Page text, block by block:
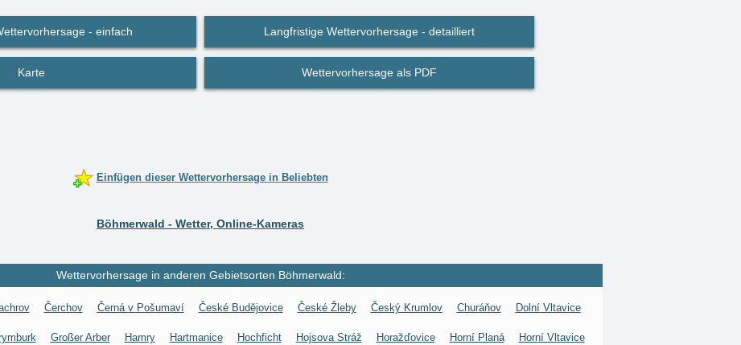
- einfach Langfristige Wettervorhersage - detailliert
Karte Wettervorhersage als PDF
Einfügen dieser Wettervorhersage in Beliebten
Böhmerwald - Wetter, Online-Kameras
Wettervorhersage in anderen Gebietsorten Böhmerwald:
Čerchov Černá v Pošumaví České Budějovice České Žleby Český Krumlov Churáňov Dolní Vltavice
Großer Arber Hamry Hartmanice Hochficht Hojsova Stráž Horažďovice Horní Planá Horní Vltavice